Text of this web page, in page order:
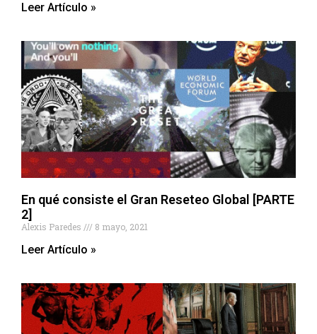
Leer Artículo »
En qué consiste el Gran Reseteo Global [PARTE
2]
Alexis Paredes 8 mayo, 2021
Leer Artículo »